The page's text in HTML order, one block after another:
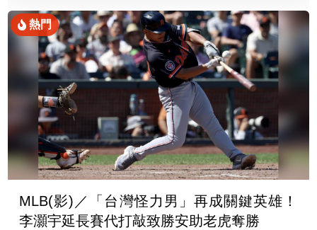
熱門
MLB(影)／「台灣怪力男」再成關鍵英雄！
李灝宇延長賽代打敲致勝安助老虎奪勝